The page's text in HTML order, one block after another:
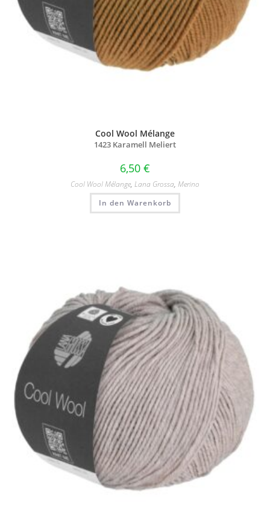
Cool Wool Mélange
1423 Karamell Meliert
6,50 €
Cool Wool Mélange, Lana Grossa, Merino
In den Warenkorb